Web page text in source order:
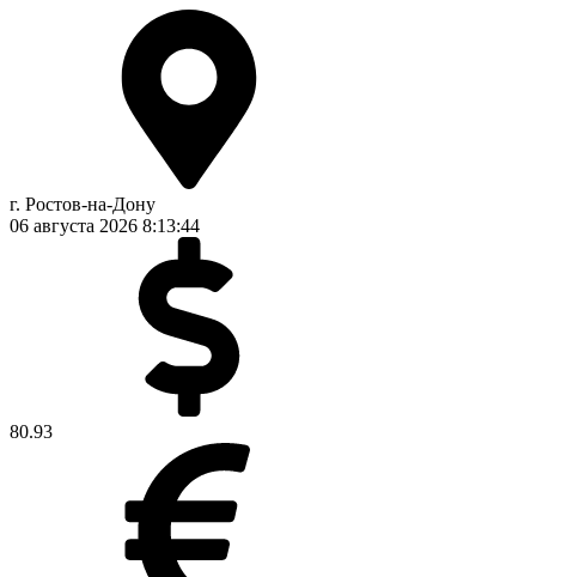
г. Ростов-на-Дону
06 августа 2026 8:13:44
80.93